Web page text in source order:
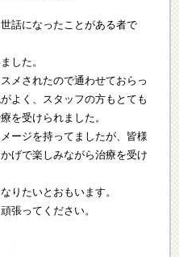
話になったことがある者で
した。
メされたので通わせておらっ
よく、スタッフの方もとても
を受けられました。
ージを持ってましたが、皆様
げで楽しみながら治療を受け
りたいとおもいます。
張ってください。